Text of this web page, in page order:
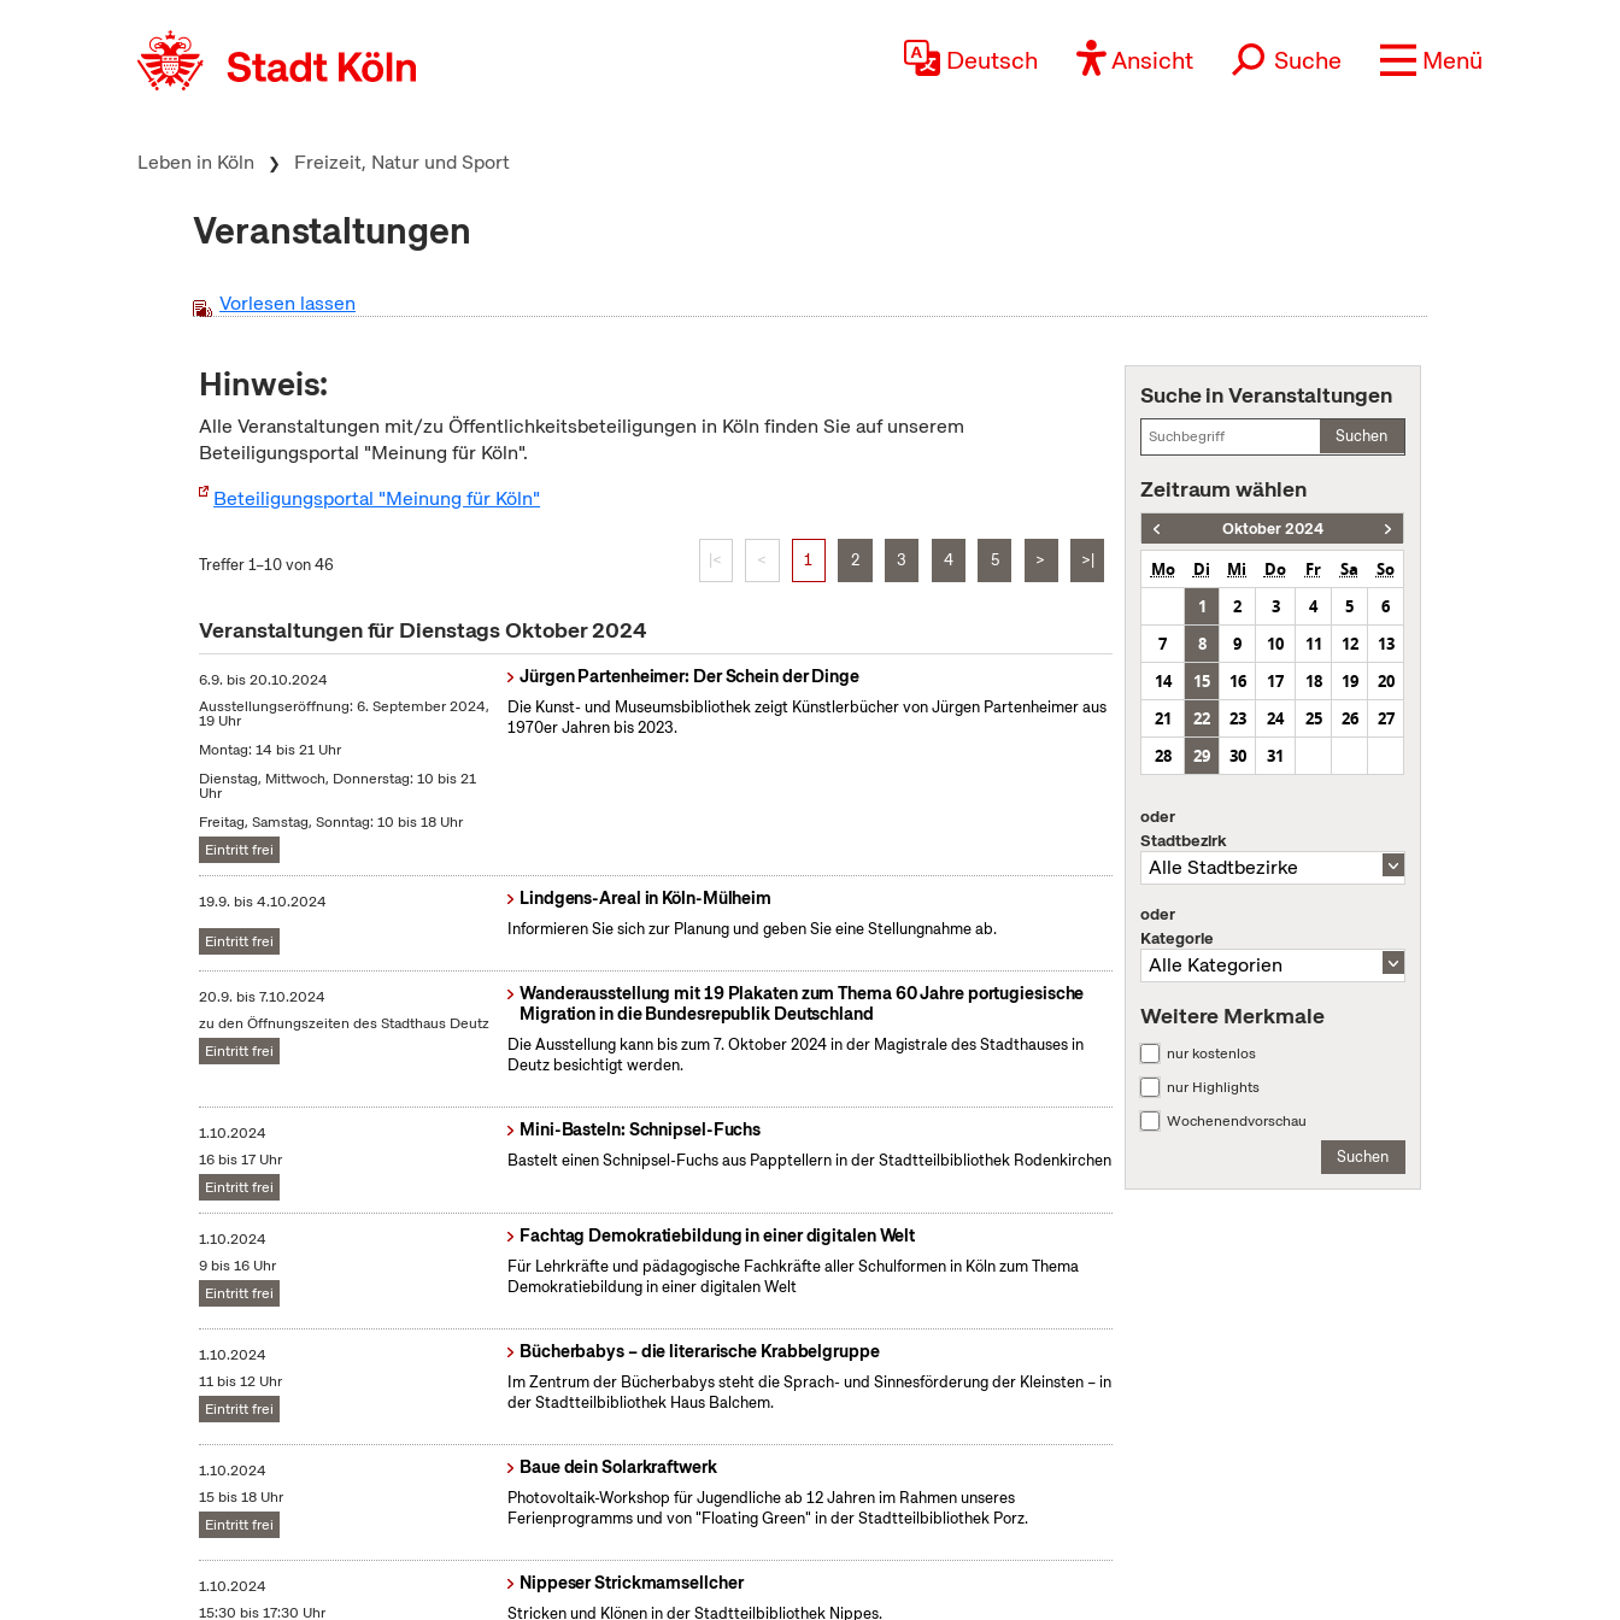
Deutsch Ansicht Suche Menü
Leben in Köln Freizeit, Natur und Sport
Veranstaltungen
Vorlesen lassen
Hinweis:
Alle Veranstaltungen mit/zu Öffentlichkeitsbeteiligungen in Köln finden Sie auf unserem
Beteiligungsportal "Meinung für Köln".
Beteiligungsportal "Meinung für Köln"
Treffer 1–10 von 46 |< < 1 2 3 4 5 > >|
Veranstaltungen für Dienstags Oktober 2024
6.9. bis20.10.2024
Ausstellungseröffnung: 6. September 2024,
19 Uhr
Montag: 14 bis 21 Uhr
Dienstag, Mittwoch, Donnerstag: 10 bis 21
Uhr
Freitag, Samstag, Sonntag: 10 bis 18 Uhr
Eintritt frei
Jürgen Partenheimer: Der Schein der Dinge
Die Kunst- und Museumsbibliothek zeigt Künstlerbücher von Jürgen Partenheimer aus
1970er Jahren bis 2023.
19.9. bis4.10.2024
Eintritt frei
Lindgens-Areal in Köln-Mülheim
Informieren Sie sich zur Planung und geben Sie eine Stellungnahme ab.
20.9. bis7.10.2024
zu den Öffnungszeiten des Stadthaus Deutz
Eintritt frei
Wanderausstellung mit 19 Plakaten zum Thema 60 Jahre portugiesische
Migration in die Bundesrepublik Deutschland
Die Ausstellung kann bis zum 7. Oktober 2024 in der Magistrale des Stadthauses in
Deutz besichtigt werden.
1.10.2024
16 bis 17 Uhr
Eintritt frei
Mini-Basteln: Schnipsel-Fuchs
Bastelt einen Schnipsel-Fuchs aus Papptellern in der Stadtteilbibliothek Rodenkirchen
1.10.2024
9 bis 16 Uhr
Eintritt frei
Fachtag Demokratiebildung in einer digitalen Welt
Für Lehrkräfte und pädagogische Fachkräfte aller Schulformen in Köln zum Thema
Demokratiebildung in einer digitalen Welt
1.10.2024
11 bis 12 Uhr
Eintritt frei
Bücherbabys – die literarische Krabbelgruppe
Im Zentrum der Bücherbabys steht die Sprach- und Sinnesförderung der Kleinsten – in
der Stadtteilbibliothek Haus Balchem.
1.10.2024
15 bis 18 Uhr
Eintritt frei
Baue dein Solarkraftwerk
​Photovoltaik-Workshop für Jugendliche ab 12 Jahren im Rahmen unseres
Ferienprogramms und von "Floating Green" in der Stadtteilbibliothek Porz.
1.10.2024
15:30 bis 17:30 Uhr
Nippeser Strickmamsellcher
Stricken und Klönen in der Stadtteilbibliothek Nippes.
Suche in Veranstaltungen
Suchen
Zeitraum wählen
Oktober 2024
Mo Di Mi Do Fr Sa
So
1
2 3 4 5
6
7
8 9 10 11 12
13
14
15 16 17 18 19
20
21
22 23 24 25 26
27
28
29 30 31
oder
Stadtbezirk
oder
Kategorie
Weitere Merkmale
nur kostenlos
nur Highlights
Wochenendvorschau
Suchen